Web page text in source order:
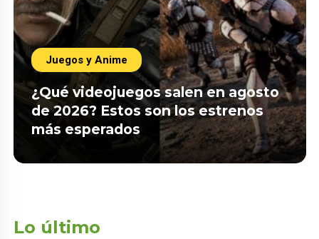
Juegos y Anime
¿Qué videojuegos salen en agosto
de 2026? Estos son los estrenos
más esperados
Lo último